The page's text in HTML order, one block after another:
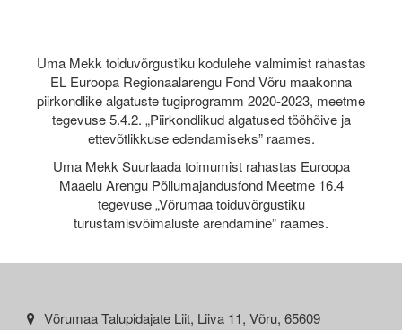
Uma Mekk toiduvõrgustiku kodulehe valmimist rahastas
EL Euroopa Regionaalarengu Fond Võru maakonna
piirkondlike algatuste tugiprogramm 2020-2023, meetme
tegevuse 5.4.2. „Piirkondlikud algatused tööhõive ja
ettevõtlikkuse edendamiseks” raames.
Uma Mekk Suurlaada toimumist rahastas Euroopa
Maaelu Arengu Põllumajandusfond Meetme 16.4
tegevuse „Võrumaa toiduvõrgustiku
turustamisvõimaluste arendamine” raames.
Võrumaa Talupidajate Liit, Liiva 11, Võru, 65609